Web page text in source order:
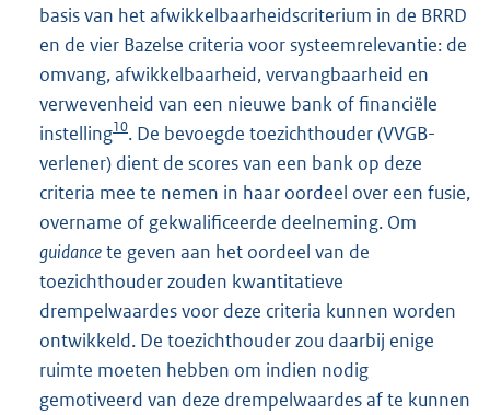
basis van het afwikkelbaarheidscriterium in de BRRD
en de vier Bazelse criteria voor systeemrelevantie: de
omvang, afwikkelbaarheid, vervangbaarheid en
verwevenheid van een nieuwe bank of financiële
instelling10. De bevoegde toezichthouder (VVGB-
verlener) dient de scores van een bank op deze
criteria mee te nemen in haar oordeel over een fusie,
overname of gekwalificeerde deelneming. Om
guidancete geven aan het oordeel van de
toezichthouder zouden kwantitatieve
drempelwaardes voor deze criteria kunnen worden
ontwikkeld. De toezichthouder zou daarbij enige
ruimte moeten hebben om indien nodig
gemotiveerd van deze drempelwaardes af te kunnen